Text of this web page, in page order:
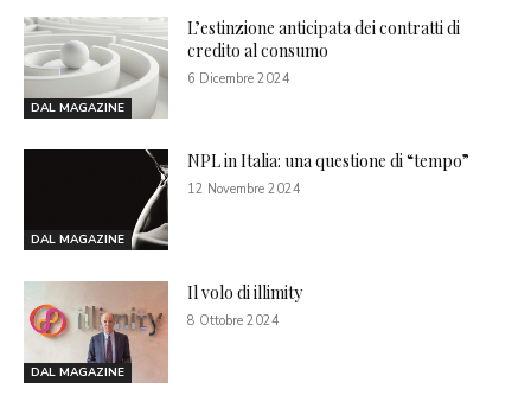
DAL MAGAZINE
L’estinzione anticipata dei contratti di
credito al consumo
6 Dicembre 2024
DAL MAGAZINE
NPL in Italia: una questione di “tempo”
12 Novembre 2024
DAL MAGAZINE
Il volo di illimity
8 Ottobre 2024